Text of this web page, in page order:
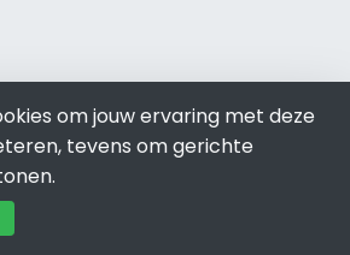
om jouw ervaring met deze
tevens om gerichte